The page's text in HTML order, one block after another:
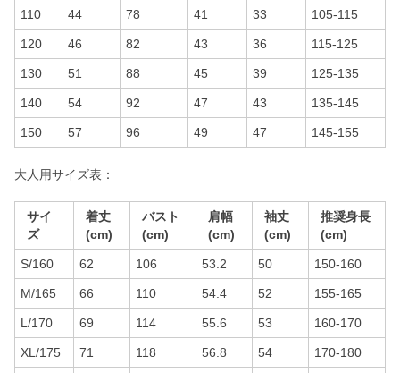
110 44 78 41 33 105-115
120 46 82 43 36 115-125
130 51 88 45 39 125-135
140 54 92 47 43 135-145
150 57 96 49 47 145-155
大人用サイズ表：
サイ
ズ
着丈
(cm)
バスト
(cm)
肩幅
(cm)
袖丈
(cm)
推奨身長
(cm)
S/160 62 106 53.2 50 150-160
M/165 66 110 54.4 52 155-165
L/170 69 114 55.6 53 160-170
XL/175 71 118 56.8 54 170-180